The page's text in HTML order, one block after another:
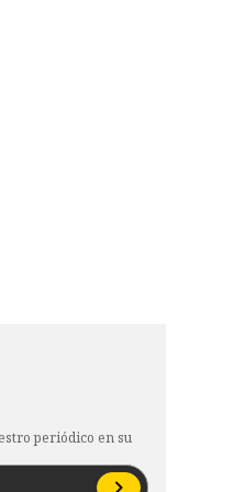
periódico en su